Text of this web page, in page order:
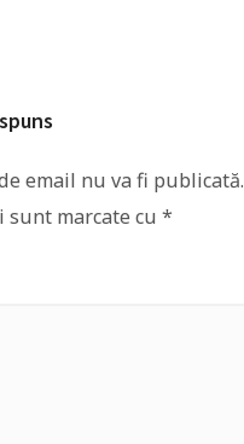
email nu va fi publicată.
marcate cu *